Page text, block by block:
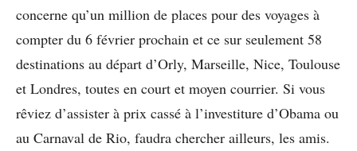
concerne qu’un million de places pour des voyages à
compter du 6 février prochain et ce sur seulement 58
destinations au départ d’Orly, Marseille, Nice, Toulouse
et Londres, toutes en court et moyen courrier. Si vous
rêviez d’assister à prix cassé à l’investiture d’Obama ou
au Carnaval de Rio, faudra chercher ailleurs, les amis.